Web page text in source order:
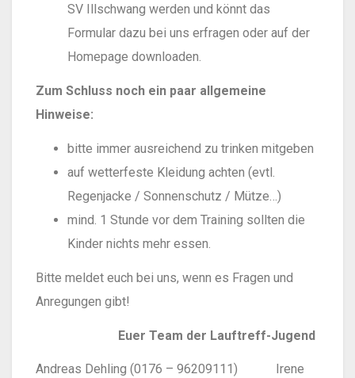
SV Illschwang werden und könnt das
Formular dazu bei uns erfragen oder auf der
Homepage downloaden.
Zum Schluss noch ein paar allgemeine
Hinweise:
bitte immer ausreichend zu trinken mitgeben
auf wetterfeste Kleidung achten (evtl.
Regenjacke / Sonnenschutz / Mütze…)
mind. 1 Stunde vor dem Training sollten die
Kinder nichts mehr essen.
Bitte meldet euch bei uns, wenn es Fragen und
Anregungen gibt!
Euer Team der Lauftreff-Jugend
Andreas Dehling (0176 – 96209111) Irene